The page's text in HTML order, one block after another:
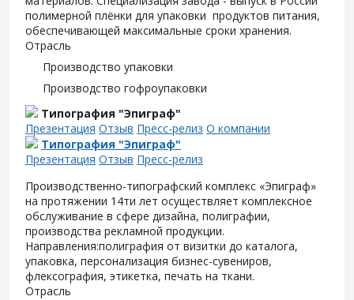
полимерной плёнки для упаковки продуктов питания,
обеспечивающей максимальные сроки хранения.
Отрасль
Производство упаковки
Производство гофроупаковки
Типография "Эпиграф"
Презентация Отзыв Пресс-релиз О компании
Типография "Эпиграф"
Презентация Отзыв Пресс-релиз
Производственно-типографский комплекс «Эпиграф»
на протяжении 14ти лет осуществляет комплексное
обслуживание в сфере дизайна, полиграфии,
производства рекламной продукции.
Направления:полиграфия от визитки до каталога,
упаковка, персонализация бизнес-сувениров,
флексография, этикетка, печать на ткани.
Отрасль